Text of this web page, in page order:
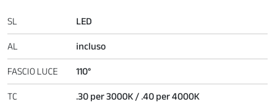
SL LED
AL incluso
FASCIO LUCE 110°
TC .30 per 3000K / .40 per 4000K